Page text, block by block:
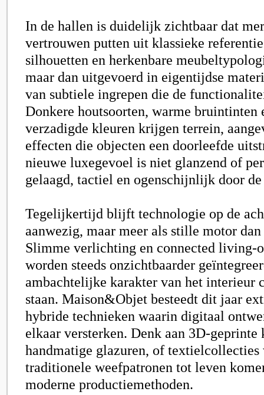
In de hallen is duidelijk zichtbaar dat
vertrouwen putten uit klassieke
silhouetten en herkenbare
maar dan uitgevoerd in eigentijdse
van subtiele ingrepen die de
Donkere houtsoorten, warme bruintinten
verzadigde kleuren krijgen terrein,
effecten die objecten een doorleefde
nieuwe luxegevoel is niet glanzend of
gelaagd, tactiel en ogenschijnlijk door
Tegelijkertijd blijft technologie op de
aanwezig, maar meer als stille motor
Slimme verlichting en connected living-
worden steeds onzichtbaarder
ambachtelijke karakter van het interieur
staan. Maison&Objet besteedt dit jaar
hybride technieken waarin digitaal
elkaar versterken. Denk aan 3D-geprinte
handmatige glazuren, of textielcollecties
traditionele weefpatronen tot leven
moderne productiemethoden.